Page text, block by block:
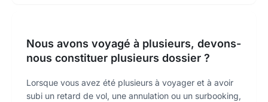
Nous avons voyagé à plusieurs, devons-
nous constituer plusieurs dossier ?
Lorsque vous avez été plusieurs à voyager et à avoir
subi un retard de vol, une annulation ou un surbooking,